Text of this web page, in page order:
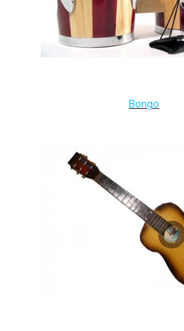
Bongo